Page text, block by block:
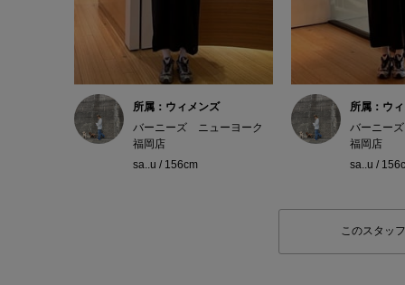
所属：ウィメンズ
バーニーズ ニューヨーク
福岡店
sa..u / 156cm
所属：ウ
バーニー
福岡店
sa..u /
このスタッ